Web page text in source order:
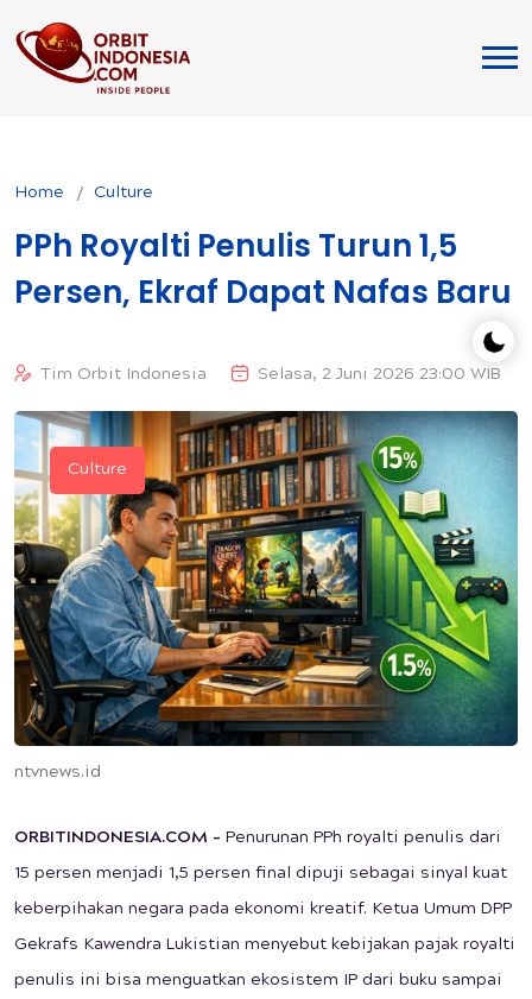
Home Culture
PPh Royalti Penulis Turun 1,5
Persen, Ekraf Dapat Nafas Baru
Tim Orbit Indonesia Selasa, 2 Juni 2026 23:00 WIB
ntvnews.id
Culture
ORBITINDONESIA.COM – Penurunan PPh royalti penulis dari
15 persen menjadi 1,5 persen final dipuji sebagai sinyal kuat
keberpihakan negara pada ekonomi kreatif. Ketua Umum DPP
Gekrafs Kawendra Lukistian menyebut kebijakan pajak royalti
penulis ini bisa menguatkan ekosistem IP dari buku sampai